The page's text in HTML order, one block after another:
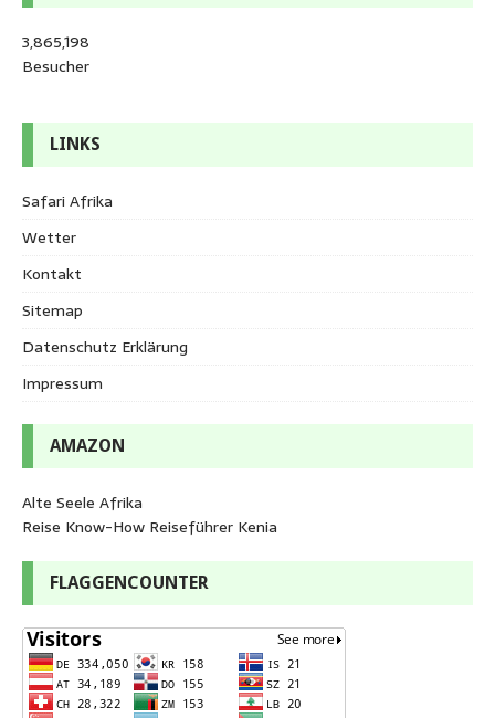
3,865,198
Besucher
LINKS
Safari Afrika
Wetter
Kontakt
Sitemap
Datenschutz Erklärung
Impressum
AMAZON
Alte Seele Afrika
Reise Know-How Reiseführer Kenia
FLAGGENCOUNTER